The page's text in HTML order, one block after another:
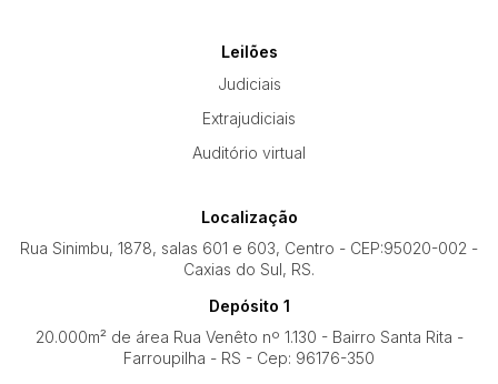
Leilões
Judiciais
Extrajudiciais
Auditório virtual
Localização
Rua Sinimbu, 1878, salas 601 e 603, Centro - CEP:95020-002 -
Caxias do Sul, RS.
Depósito 1
20.000m² de área Rua Venêto nº 1.130 - Bairro Santa Rita -
Farroupilha - RS - Cep: 96176-350